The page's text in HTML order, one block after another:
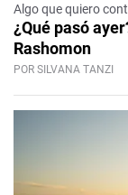
Algo que quiero
¿Qué pasó
Rashomon
POR SILVANA TANZI